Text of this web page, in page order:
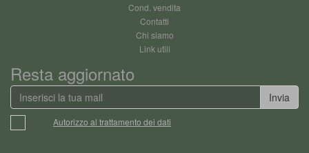
Cond. vendita
Contatti
Chi siamo
Link utili
Resta aggiornato
Invia
Autorizzo al trattamento dei dati